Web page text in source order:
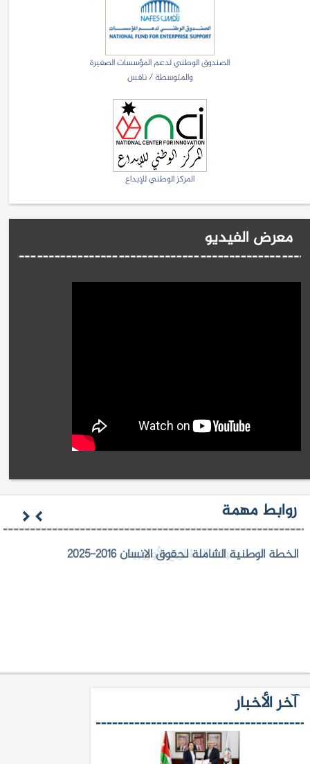
الصندوق الوطني لدعم المؤسسات الصغيرة
والمتوسطة / نافس
المركز الوطني للإبداع
معرض الفيديو
روابط مهمة
الخطة الوطنية الشاملة لحقوق الانسان 2016-2025
آخر الأخبار